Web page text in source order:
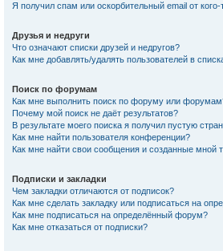
Я получил спам или оскорбительный email от
Друзья и недруги
Что означают списки друзей и недругов?
Как мне добавлять/удалять пользователей в
Поиск по форумам
Как мне выполнить поиск по форуму или
Почему мой поиск не даёт результатов?
В результате моего поиска я получил пустую
Как мне найти пользователя конференции?
Как мне найти свои сообщения и созданные мной
Подписки и закладки
Чем закладки отличаются от подписок?
Как мне сделать закладку или подписаться на
Как мне подписаться на определённый форум?
Как мне отказаться от подписки?